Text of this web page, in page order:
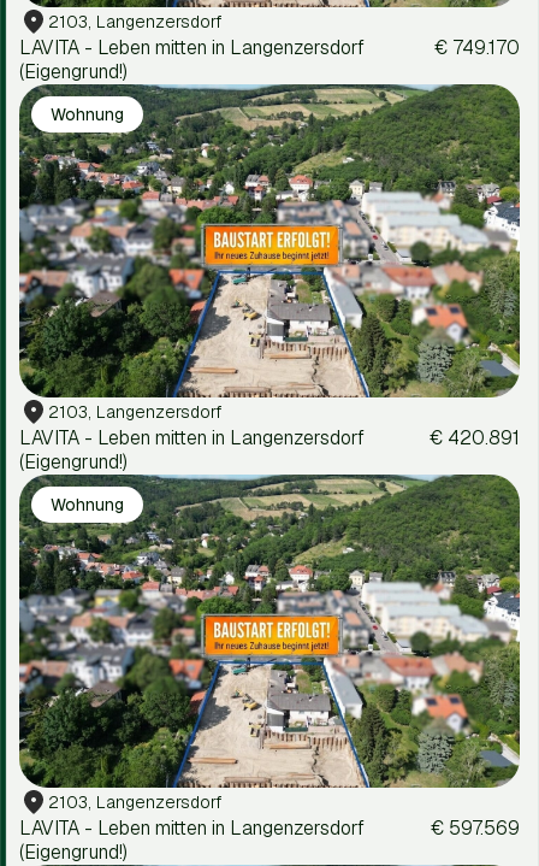
2103, Langenzersdorf
LAVITA - Leben mitten in Langenzersdorf
(Eigengrund!)
€ 749.170
Wohnung
2103, Langenzersdorf
LAVITA - Leben mitten in Langenzersdorf
(Eigengrund!)
€ 420.891
Wohnung
2103, Langenzersdorf
LAVITA - Leben mitten in Langenzersdorf
(Eigengrund!)
€ 597.569